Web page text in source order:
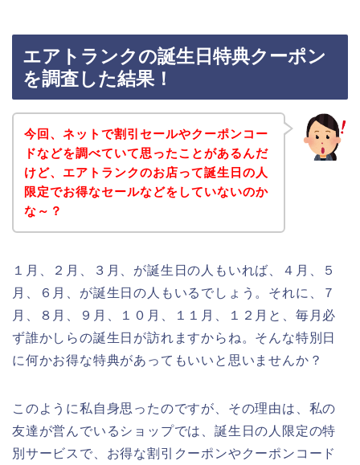
エアトランクの誕生日特典クーポン
を調査した結果！
今回、ネットで割引セールやクーポンコー
ドなどを調べていて思ったことがあるんだ
けど、エアトランクのお店って誕生日の人
限定でお得なセールなどをしていないのか
な～？
１月、２月、３月、が誕生日の人もいれば、４月、５
月、６月、が誕生日の人もいるでしょう。それに、７
月、８月、９月、１０月、１１月、１２月と、毎月必
ず誰かしらの誕生日が訪れますからね。そんな特別日
に何かお得な特典があってもいいと思いませんか？
このように私自身思ったのですが、その理由は、私の
友達が営んでいるショップでは、誕生日の人限定の特
別サービスで、お得な割引クーポンやクーポンコード